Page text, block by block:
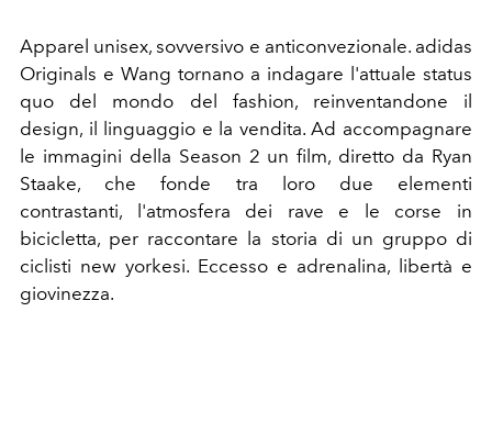
Apparel unisex, sovversivo e anticonvezionale. adidas
Originals e Wang tornano a indagare l'attuale status
quo del mondo del fashion, reinventandone il
design, il linguaggio e la vendita. Ad accompagnare
le immagini della Season 2 un film, diretto da Ryan
Staake, che fonde tra loro due elementi
contrastanti, l'atmosfera dei rave e le corse in
bicicletta, per raccontare la storia di un gruppo di
ciclisti new yorkesi. Eccesso e adrenalina, libertà e
giovinezza.